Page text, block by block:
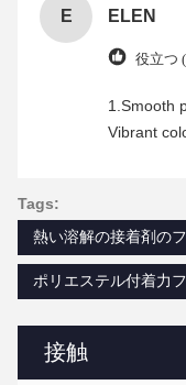
接触
E ELEN
役立つ
1.Smooth
Vibrant
Tags:
熱い溶解の接着剤の
ポリエステル付着力